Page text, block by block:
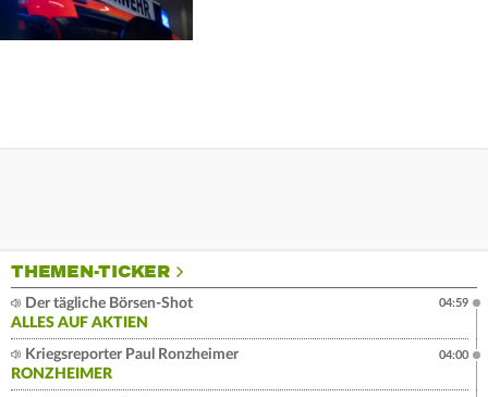
THEMEN-TICKER
Der tägliche Börsen-Shot
ALLES AUF AKTIEN
04:59
Kriegsreporter Paul Ronzheimer
RONZHEIMER
04:00